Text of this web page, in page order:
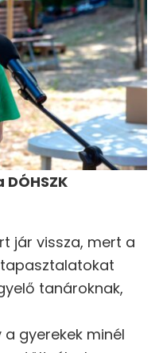
jár vissza, mert a
tanároknak,
gyerekek minél